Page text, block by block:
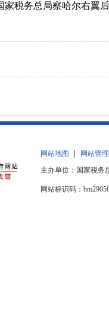
家税务总局察哈尔右翼